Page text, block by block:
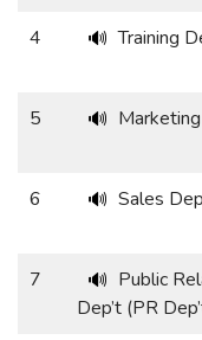
4
🔊 Training
5
🔊
6
🔊 Sales
7
🔊 Public
Dep’t (PR